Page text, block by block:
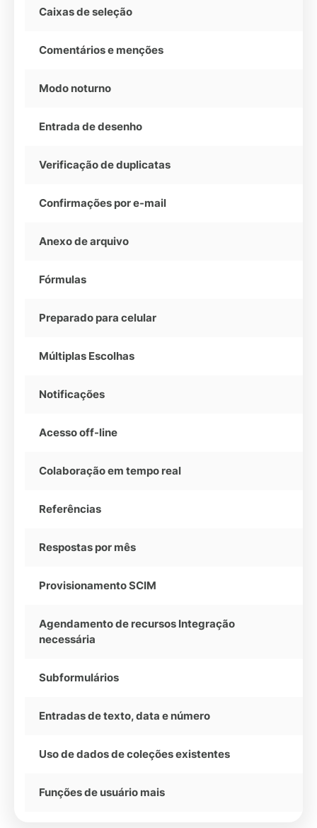
Caixas de seleção
Comentários e menções
Modo noturno
Entrada de desenho
Verificação de duplicatas
Confirmações por e-mail
Anexo de arquivo
Fórmulas
Preparado para celular
Múltiplas Escolhas
Notificações
Acesso off-line
Colaboração em tempo real
Referências
Respostas por mês
Provisionamento SCIM
Agendamento de recursos Integração
necessária
Subformulários
Entradas de texto, data e número
Uso de dados de coleções existentes
Funções de usuário mais